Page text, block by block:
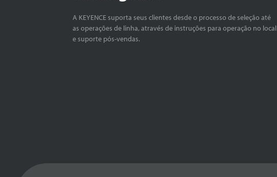
A KEYENCE suporta seus clientes desde o processo de seleção até
as operações de linha, através de instruções para operação no local
e suporte pós-vendas.